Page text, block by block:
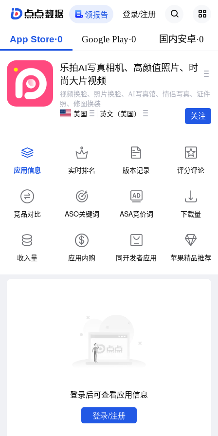
领报告 登录/注册
App Store·0 Google Play·0 国内安卓·0
乐拍AI写真相机、高颜值照片、时
尚大片视频
视频换脸、照片换脸、AI写真馆、情侣写真、证件
照、修图换装
美国
英文（美国） 关注
应用信息 实时排名 版本记录 评分评论
竞品对比 ASO关键词 ASA竞价词 下载量
收入量 应用内购 同开发者应用 苹果精品推荐
登录后可查看应用信息
登录/注册